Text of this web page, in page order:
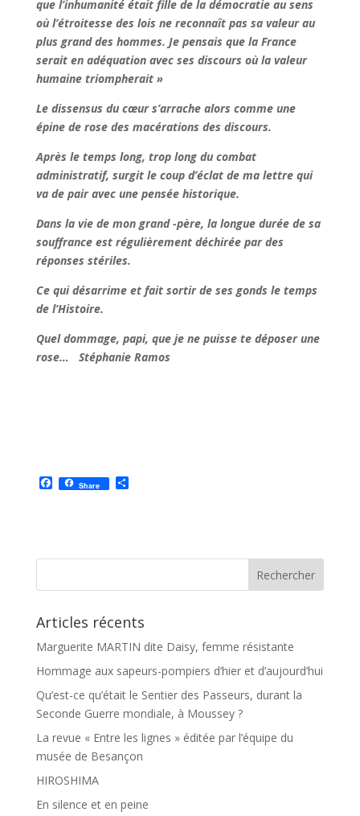
que l’inhumanité était fille de la démocratie au sens
où l’étroitesse des lois ne reconnaît pas sa valeur au
plus grand des hommes. Je pensais que la France
serait en adéquation avec ses discours où la valeur
humaine triompherait »
Le dissensus du cœur s’arrache alors comme une
épine de rose des macérations des discours.
Après le temps long, trop long du combat
administratif, surgit le coup d’éclat de ma lettre qui
va de pair avec une pensée historique.
Dans la vie de mon grand -père, la longue durée de sa
souffrance est régulièrement déchirée par des
réponses stériles.
Ce qui désarrime et fait sortir de ses gonds le temps
de l’Histoire.
Quel dommage, papi, que je ne puisse te déposer une
rose… Stéphanie Ramos
F
a
o
Share P
e
Articles récents
Marguerite MARTIN dite Daisy, femme résistante
Hommage aux sapeurs-pompiers d’hier et d’aujourd’hui
Qu’est-ce qu’était le Sentier des Passeurs, durant la
Seconde Guerre mondiale, à Moussey ?
La revue « Entre les lignes » éditée par l’équipe du
musée de Besançon
HIROSHIMA
En silence et en peine